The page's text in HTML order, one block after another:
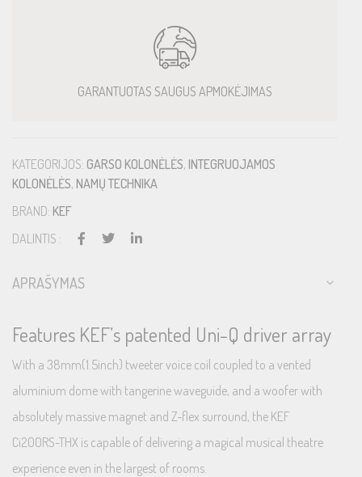
GARANTUOTAS SAUGUS APMOKĖJIMAS
KATEGORIJOS: GARSO KOLONĖLĖS, INTEGRUOJAMOS
KOLONĖLĖS, NAMŲ TECHNIKA
BRAND: KEF
DALINTIS :
APRAŠYMAS
Features KEF’s patented Uni-Q driver array
With a 38mm(1.5inch) tweeter voice coil coupled to a vented
aluminium dome with tangerine waveguide, and a woofer with
absolutely massive magnet and Z-flex surround, the KEF
Ci200RS-THX is capable of delivering a magical musical theatre
experience even in the largest of rooms.